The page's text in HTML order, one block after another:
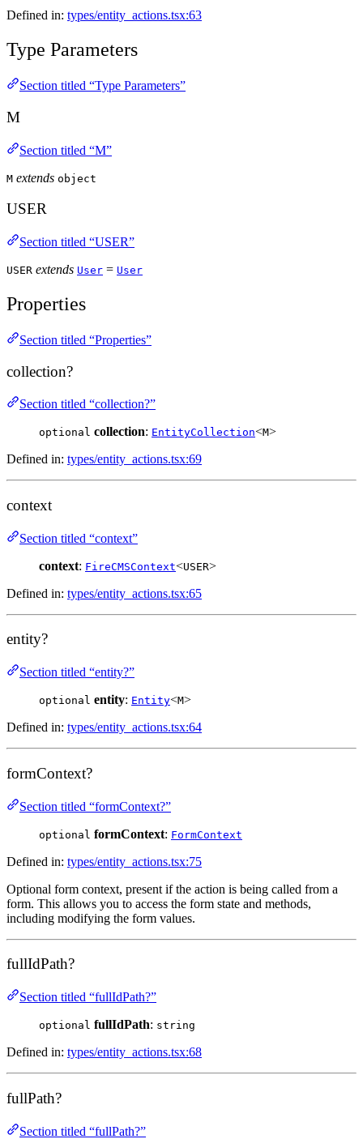
Defined in: types/entity_actions.tsx:63
Type Parameters
Section titled “Type Parameters”
M
Section titled “M”
M extends object
USER
Section titled “USER”
USER extends User = User
Properties
Section titled “Properties”
collection?
Section titled “collection?”
optional collection: EntityCollection<M>
Defined in: types/entity_actions.tsx:69
context
Section titled “context”
context: FireCMSContext<USER>
Defined in: types/entity_actions.tsx:65
entity?
Section titled “entity?”
optional entity: Entity<M>
Defined in: types/entity_actions.tsx:64
formContext?
Section titled “formContext?”
optional formContext: FormContext
Defined in: types/entity_actions.tsx:75
Optional form context, present if the action is being called from a
form. This allows you to access the form state and methods,
including modifying the form values.
fullIdPath?
Section titled “fullIdPath?”
optional fullIdPath: string
Defined in: types/entity_actions.tsx:68
fullPath?
Section titled “fullPath?”